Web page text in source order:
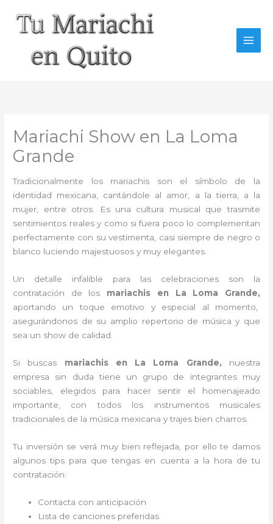
contenido
Mariachi Show en La Loma
Grande
Tradicionalmente los mariachis son el símbolo de la
identidad mexicana, cantándole al amor, a la tierra, a la
mujer, entre otros. Es una cultura musical que trasmite
sentimientos reales y como si fuera poco lo complementan
perfectamente con su vestimenta, casi siempre de negro o
blanco luciendo majestuosos y muy elegantes.
Un detalle infalible para las celebraciones son la
contratación de los mariachis en La Loma Grande,
aportando un toque emotivo y especial al momento,
asegurándonos de su amplio repertorio de música y que
sea un show de calidad.
Si buscas mariachis en La Loma Grande, nuestra
empresa
sin duda tiene un grupo de integrantes muy
sociables, elegidos para hacer sentir el homenajeado
importante, con todos los instrumentos musicales
tradicionales de la música mexicana y trajes bien charros.
Tu inversión se verá muy bien reflejada, por ello te damos
algunos tips para que tengas en cuenta a la hora de tu
contratación:
Contacta con anticipación
Lista de canciones preferidas